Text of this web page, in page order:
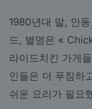
1980년대 말, 안
드, 별명은 «
라이드치킨 가게
인들은 더 푸짐하
쉬운 요리가 필요